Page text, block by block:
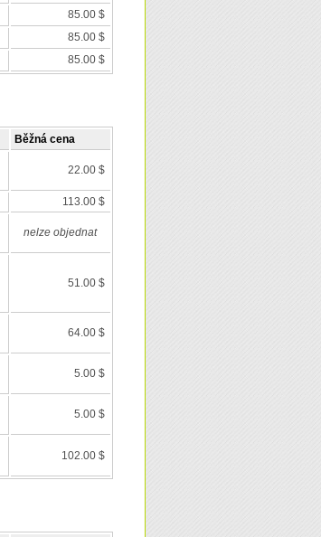
85.00 $
85.00 $
85.00 $
Běžná cena
22.00 $
113.00 $
nelze objednat
51.00 $
64.00 $
5.00 $
5.00 $
102.00 $